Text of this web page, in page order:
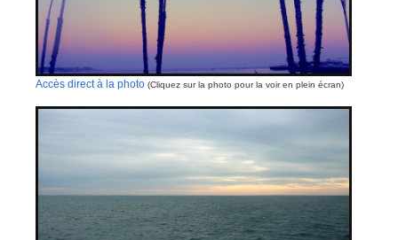
Accès direct à la photo (Cliquez sur la photo pour la voir en plein écran)